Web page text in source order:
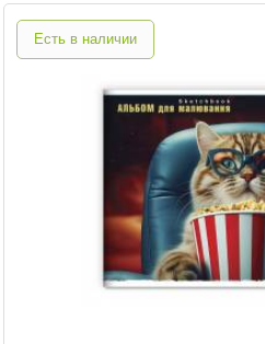
Есть в наличии